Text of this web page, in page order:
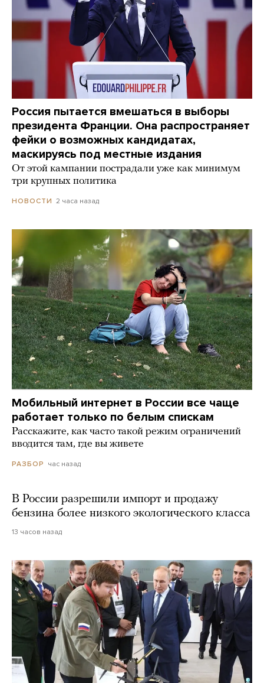
Россия пытается вмешаться в выборы
президента Франции. Она распространяет
фейки о возможных кандидатах,
маскируясь под местные издания
От этой кампании пострадали уже как минимум
три крупных политика
НОВОСТИ 2 часа назад
Мобильный интернет в России все чаще
работает только по белым спискам
Расскажите, как часто такой режим ограничений
вводится там, где вы живете
РАЗБОР час назад
В России разрешили импорт и продажу
бензина более низкого экологического класса
13 часов назад